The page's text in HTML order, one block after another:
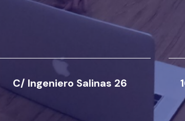
C/ Ingeniero Salinas 26